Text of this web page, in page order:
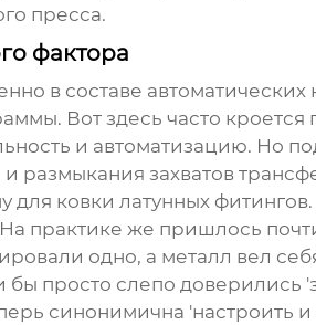
пресса.
фактора
в составе
Вот здесь часто
и автоматизацию. Но
размыкания захватов
для ковки латунных
практике же пришлось
одно, а металл вел
просто слепо доверились
синонимична 'настроить